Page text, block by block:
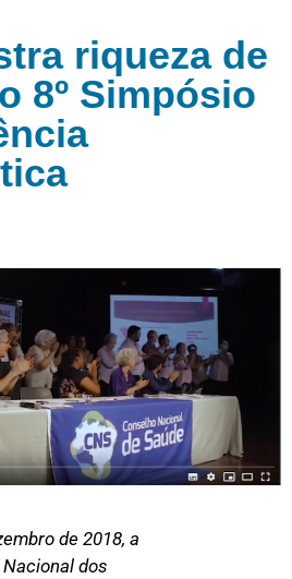
riqueza de
8º Simpósio
de 2018, a
dos